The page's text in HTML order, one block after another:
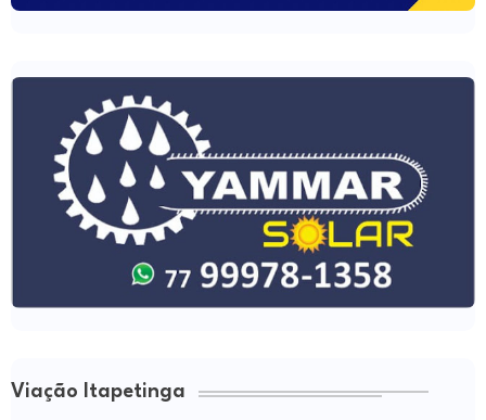
Viação Itapetinga